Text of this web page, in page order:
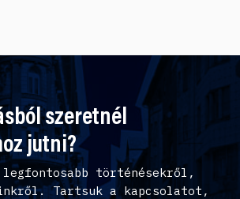
szeretnél
jutni?
történésekről,
Tartsuk a kapcsolatot,